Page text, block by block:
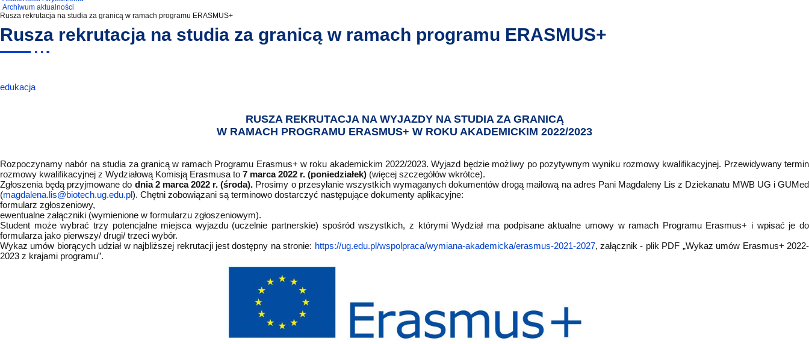
Archiwum aktualności
Rusza rekrutacja na studia za granicą w ramach programu ERASMUS+
Rusza rekrutacja na studia za granicą w ramach programu ERASMUS+
edukacja
RUSZA REKRUTACJA NA WYJAZDY NA STUDIA ZA GRANICĄ
W RAMACH PROGRAMU ERASMUS+ W ROKU AKADEMICKIM 2022/2023
Rozpoczynamy nabór na studia za granicą w ramach Programu Erasmus+ w roku akademickim 2022/2023. Wyjazd będzie możliwy po pozytywnym wyniku rozmowy kwalifikacyjnej. Przewidywany termin
rozmowy kwalifikacyjnej z Wydziałową Komisją Erasmusa to 7 marca 2022 r. (poniedziałek) (więcej szczegółów wkrótce).
Zgłoszenia będą przyjmowane do dnia 2 marca 2022 r. (środa). Prosimy o przesyłanie wszystkich wymaganych dokumentów drogą mailową na adres Pani Magdaleny Lis z Dziekanatu MWB UG i GUMed
(magdalena.lis@biotech.ug.edu.pl). Chętni zobowiązani są terminowo dostarczyć następujące dokumenty aplikacyjne:
formularz zgłoszeniowy,
ewentualne załączniki (wymienione w formularzu zgłoszeniowym).
Student może wybrać trzy potencjalne miejsca wyjazdu (uczelnie partnerskie) spośród wszystkich, z którymi Wydział ma podpisane aktualne umowy w ramach Programu Erasmus+ i wpisać je do
formularza jako pierwszy/ drugi/ trzeci wybór.
Wykaz umów biorących udział w najbliższej rekrutacji jest dostępny na stronie: https://ug.edu.pl/wspolpraca/wymiana-akademicka/erasmus-2021-2027, załącznik - plik PDF „Wykaz umów Erasmus+ 2022-
2023 z krajami programu”.